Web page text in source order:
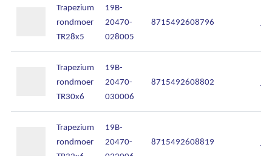
Trapezium
rondmoer
TR28x5
19B-
20470-
028005
8715492608796
Trapezium
rondmoer
TR30x6
19B-
20470-
030006
8715492608802
Trapezium
rondmoer
19B-
20470-
8715492608819